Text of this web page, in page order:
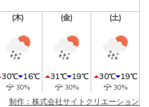
(木)
30℃ 16℃
30%
(金)
31℃ 19℃
30%
(土)
30℃ 19℃
30%
制作：株式会社サイトクリエーション